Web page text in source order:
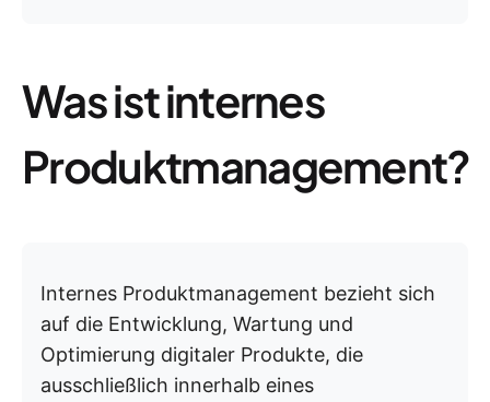
Was ist internes
Produktmanagement?
Internes Produktmanagement bezieht sich
auf die Entwicklung, Wartung und
Optimierung digitaler Produkte, die
ausschließlich innerhalb eines